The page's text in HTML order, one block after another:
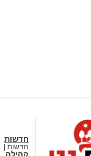
חדשות
חדשות